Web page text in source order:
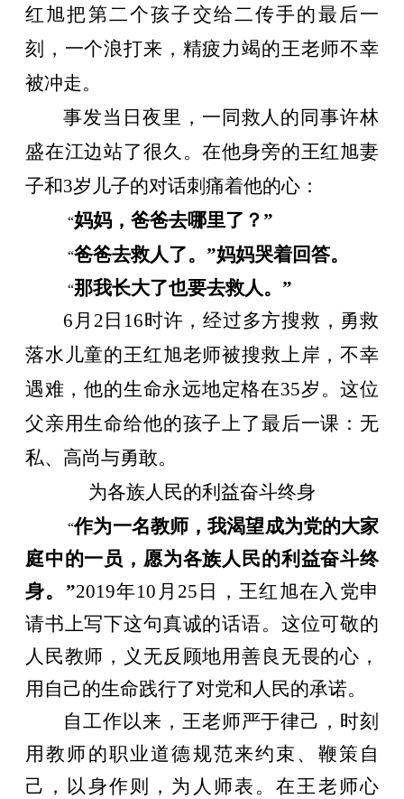
红旭把第二个孩子交给二传手的最后一
刻，一个浪打来，精疲力竭的王老师不幸
被冲走。
事发当日夜里，一同救人的同事许林
盛在江边站了很久。在他身旁的王红旭妻
子和3岁儿子的对话刺痛着他的心：
“妈妈，爸爸去哪里了？”
“爸爸去救人了。”妈妈哭着回答。
“那我长大了也要去救人。”
6 月 2 日 16时许，经过多方搜救，勇救
落水儿童的王红旭老师被搜救上岸，不幸
遇难，他的生命永远地定格在35岁。这位
父亲用生命给他的孩子上了最后一课：无
私、高尚与勇敢。
为各族人民的利益奋斗终身
“作为一名教师，我渴望成为党的大家
庭中的一员，愿为各族人民的利益奋斗终
身。”2019年10 月 25 日，王红旭在入党申
请书上写下这句真诚的话语。这位可敬的
人民教师，义无反顾地用善良无畏的心，
用自己的生命践行了对党和人民的承诺。
自工作以来，王老师严于律己，时刻
用教师的职业道德规范来约束、鞭策自
己，以身作则，为人师表。在王老师心